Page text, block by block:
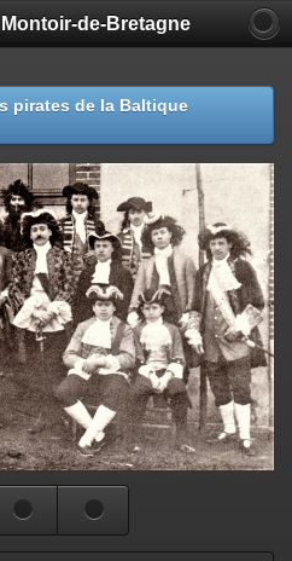
de-Bretagne
pirates de la Baltique